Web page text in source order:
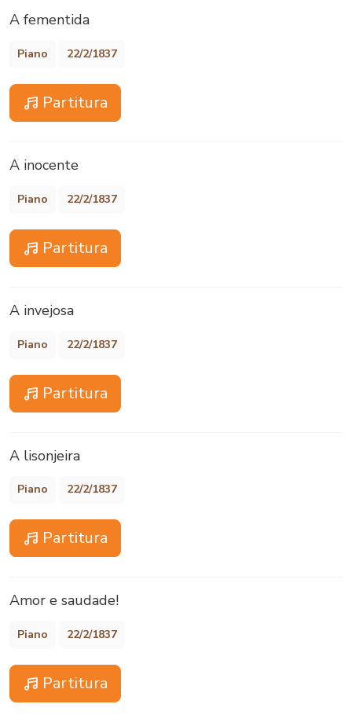
A fementida
Piano 22/2/1837
Partitura
A inocente
Piano 22/2/1837
Partitura
A invejosa
Piano 22/2/1837
Partitura
A lisonjeira
Piano 22/2/1837
Partitura
Amor e saudade!
Piano 22/2/1837
Partitura